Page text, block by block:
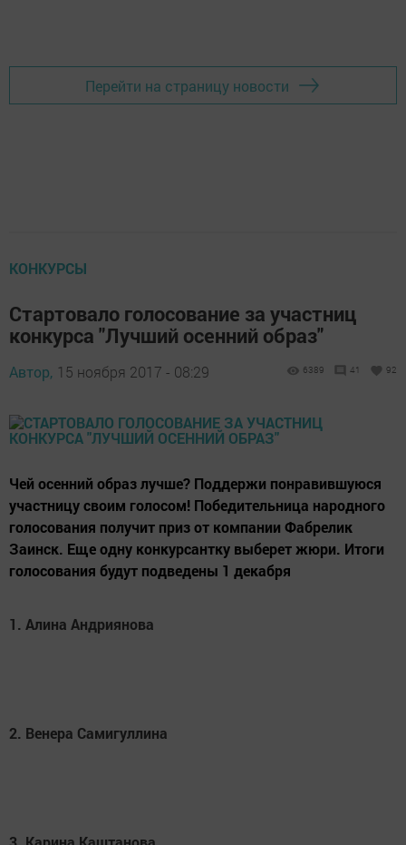
Перейти на страницу новости
КОНКУРСЫ
Стартовало голосование за участниц
конкурса "Лучший осенний образ"
Автор, 15 ноября 2017 - 08:29 6389 41 92
Чей осенний образ лучше? Поддержи понравившуюся
участницу своим голосом! Победительница народного
голосования получит приз от компании Фабрелик
Заинск. Еще одну конкурсантку выберет жюри. Итоги
голосования будут подведены 1 декабря
1. Алина Андриянова
2. Венера Самигуллина